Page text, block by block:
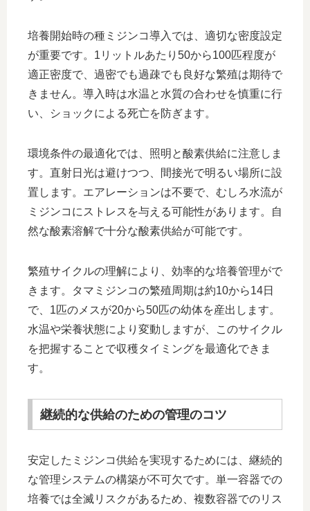
培養開始時の種ミジンコ導入では、適切な密度設定
が重要です。1リットルあたり50から100匹程度が
適正密度で、過密でも過疎でも良好な繁殖は期待で
きません。導入時は水温と水質の合わせを慎重に行
い、ショックによる死亡を防ぎます。
環境条件の最適化では、照明と酸素供給に注意しま
す。直射日光は避けつつ、間接光で明るい場所に設
置します。エアレーションは不要で、むしろ水流が
ミジンコにストレスを与える可能性があります。自
然な酸素溶解で十分な酸素供給が可能です。
繁殖サイクルの理解により、効率的な培養管理がで
きます。タマミジンコの繁殖周期は約10から14日
で、1匹のメスが20から50匹の幼体を産出します。
水温や栄養状態により変動しますが、このサイクル
を把握することで収穫タイミングを最適化できま
す。
継続的な供給のための管理のコツ
安定したミジンコ供給を実現するためには、継続的
な管理システムの構築が不可欠です。単一容器での
培養では全滅リスクがあるため、複数容器でのリス